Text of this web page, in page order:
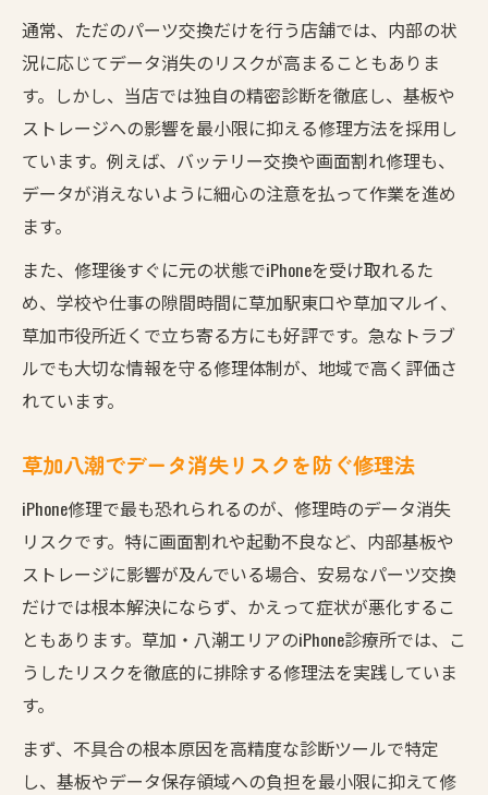
通常、ただのパーツ交換だけを行う店舗では、内部の状
況に応じてデータ消失のリスクが高まることもありま
す。しかし、当店では独自の精密診断を徹底し、基板や
ストレージへの影響を最小限に抑える修理方法を採用し
ています。例えば、バッテリー交換や画面割れ修理も、
データが消えないように細心の注意を払って作業を進め
ます。
また、修理後すぐに元の状態でiPhoneを受け取れるた
め、学校や仕事の隙間時間に草加駅東口や草加マルイ、
草加市役所近くで立ち寄る方にも好評です。急なトラブ
ルでも大切な情報を守る修理体制が、地域で高く評価さ
れています。
草加八潮でデータ消失リスクを防ぐ修理法
iPhone修理で最も恐れられるのが、修理時のデータ消失
リスクです。特に画面割れや起動不良など、内部基板や
ストレージに影響が及んでいる場合、安易なパーツ交換
だけでは根本解決にならず、かえって症状が悪化するこ
ともあります。草加・八潮エリアのiPhone診療所では、こ
うしたリスクを徹底的に排除する修理法を実践していま
す。
まず、不具合の根本原因を高精度な診断ツールで特定
し、基板やデータ保存領域への負担を最小限に抑えて修